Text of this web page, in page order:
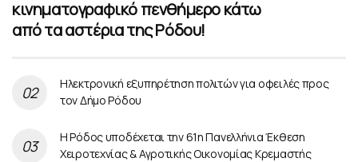
κινηματογραφικό πενθήμερο κάτω
από τα αστέρια της Ρόδου!
Ηλεκτρονική εξυπηρέτηση πολιτών για οφειλές προς
τον Δήμο Ρόδου
Η Ρόδος υποδέχεται την 61η Πανελλήνια Έκθεση
Χειροτεχνίας & Αγροτικής Οικονομίας Κρεμαστής